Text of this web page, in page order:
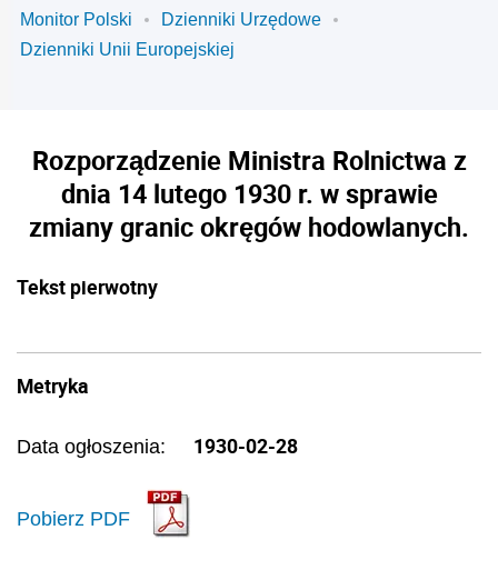
Monitor Polski
Dzienniki Urzędowe
Dzienniki Unii Europejskiej
Rozporządzenie Ministra Rolnictwa z
dnia 14 lutego 1930 r. w sprawie
zmiany granic okręgów hodowlanych.
Tekst pierwotny
Metryka
Data ogłoszenia: 1930-02-28
Pobierz PDF